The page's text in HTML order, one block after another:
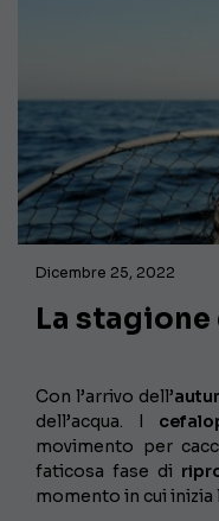
Dicembre 25, 2022
La
Con l’arrivo dell’
dell’acqua. I
movimento per
faticosa fase di
momento in cui inizia